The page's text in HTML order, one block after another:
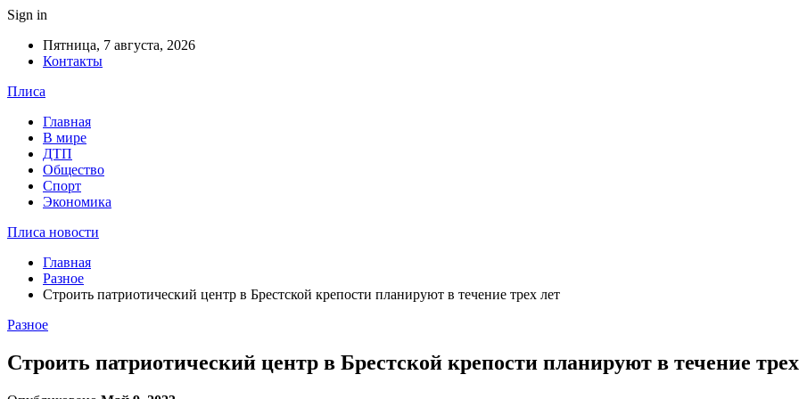
Sign in
Пятница, 7 августа, 2026
Контакты
Плиса
Главная
В мире
ДТП
Общество
Спорт
Экономика
Плиса новости
Главная
Разное
Строить патриотический центр в Брестской крепости планируют в течение трех лет
Разное
Строить патриотический центр в Брестской крепости планируют в течение